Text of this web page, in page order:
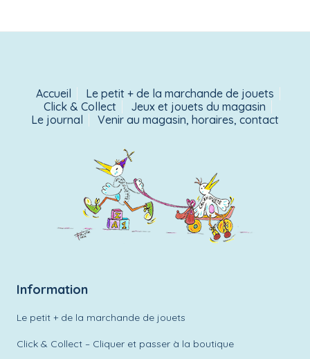
Accueil
Le petit + de la marchande de jouets
Click & Collect
Jeux et jouets du magasin
Le journal
Venir au magasin, horaires, contact
Information
Le petit + de la marchande de jouets
Click & Collect – Cliquer et passer à la boutique